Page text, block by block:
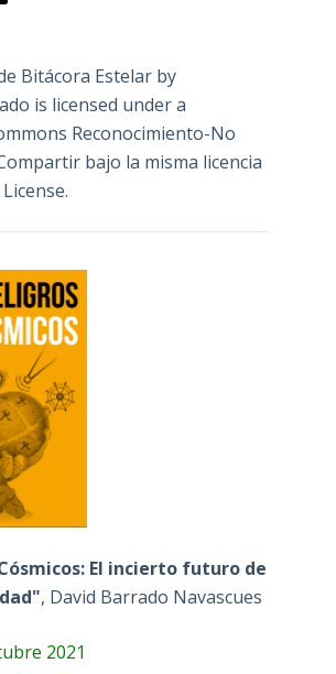
Bitácora Estelarby
is licensed under a
Reconocimiento-No
bajo la misma licencia
.
El incierto futuro de
, David Barrado Navascues
2021